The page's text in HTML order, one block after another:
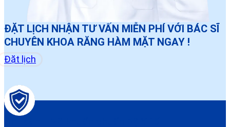
ĐẶT LỊCH NHẬN TƯ VẤN MIỄN PHÍ VỚI BÁC SĨ
CHUYÊN KHOA RĂNG HÀM MẶT NGAY !
Đặt lịch